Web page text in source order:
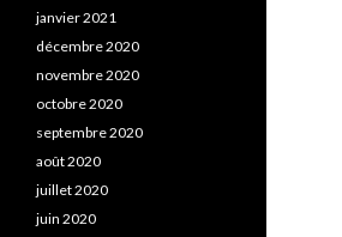
janvier 2021
décembre 2020
novembre 2020
octobre 2020
septembre 2020
août 2020
juillet 2020
juin 2020